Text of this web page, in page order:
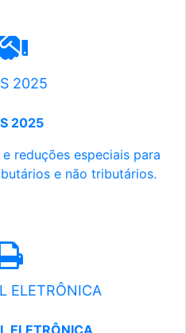
2025
2025
reduções especiais para
e não tributários.
ELETRÔNICA